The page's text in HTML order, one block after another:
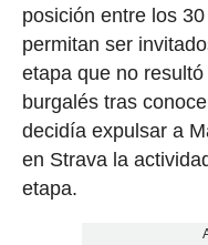
posición entre los
permitan ser
etapa que no
burgalés tras
decidía expulsar a
en Strava la
etapa.